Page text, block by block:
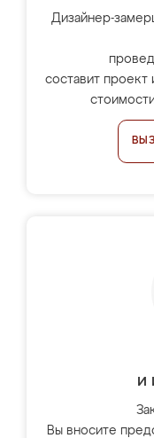
Дизайнер-
составит проект
и
Вы вносите